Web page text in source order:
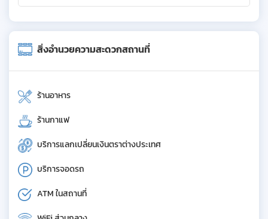
สิ่งอำนวยความสะดวกสถานที่
ร้านอาหาร
ร้านกาแฟ
บริการแลกเปลี่ยนเงินตราต่างประเทศ
บริการจอดรถ
ATM ในสถานที่